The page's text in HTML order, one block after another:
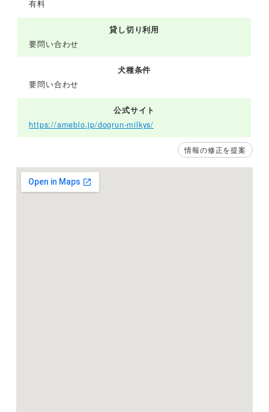
有料
貸し切り利用
要問い合わせ
犬種条件
要問い合わせ
公式サイト
https://ameblo.jp/dogrun-milkys/
情報の修正を提案